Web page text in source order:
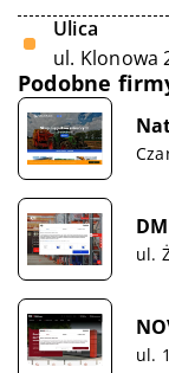
Ulica
ul. Klonowa
Podobne
ul.
ul.